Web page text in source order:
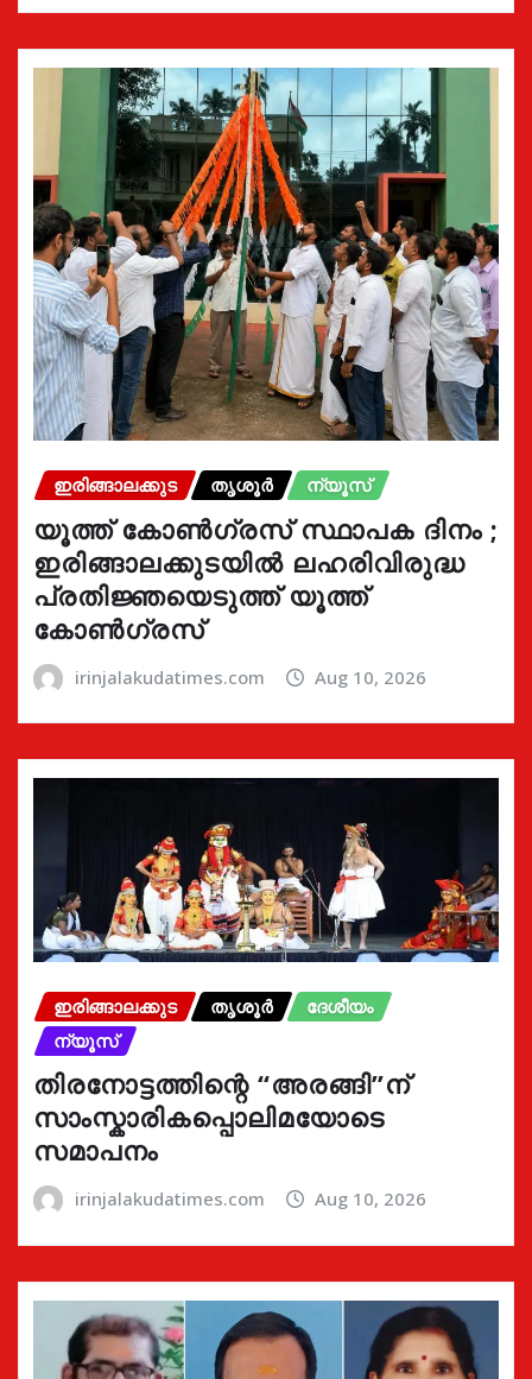
ഇരിങ്ങാലക്കുട തൃശൂർ ന്യൂസ്
യൂത്ത് കോൺഗ്രസ്‌ സ്ഥാപക ദിനം ;
ഇരിങ്ങാലക്കുടയിൽ ലഹരിവിരുദ്ധ
പ്രതിജ്ഞയെടുത്ത് യൂത്ത്
കോൺഗ്രസ്
irinjalakudatimes.com Aug 10, 2026
ഇരിങ്ങാലക്കുട തൃശൂർ
ദേശീയം
ന്യൂസ്
തിരനോട്ടത്തിന്റെ “അരങ്ങി”ന്
സാംസ്കാരികപ്പൊലിമയോടെ
സമാപനം
irinjalakudatimes.com Aug 10, 2026